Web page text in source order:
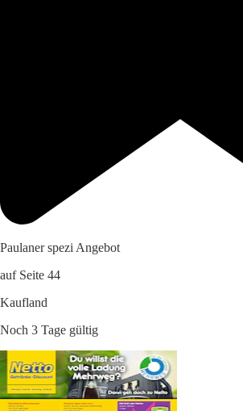
Paulaner spezi Angebot
auf Seite 44
Kaufland
Noch 3 Tage gültig